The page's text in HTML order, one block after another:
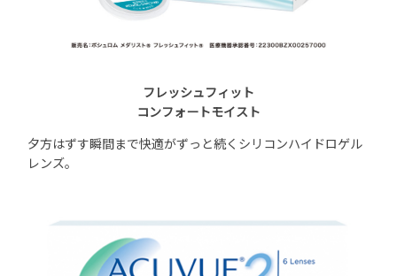
フレッシュフィット
コンフォートモイスト
夕方はずす瞬間まで快適がずっと続くシリコンハイドロゲル
レンズ。